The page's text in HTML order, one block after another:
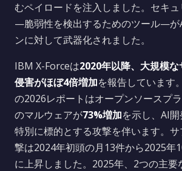
むペイロードを注入しました。セキ
—脆弱性を検出するためのツール—が
ンに対して武器化されました。
IBM X-Forceは2020年以降、大規模
侵害がほぼ4倍増加を報告しています
の2026レポートはオープンソースプ
のマルウェアが73%増加を示し、AI
特別に標的とする攻撃を伴います。
撃は2024年初頭の月13件から2025年
に上昇しました。2025年、2つの主